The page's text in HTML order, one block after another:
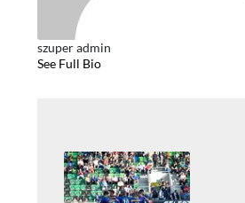
szuper admin
See Full Bio